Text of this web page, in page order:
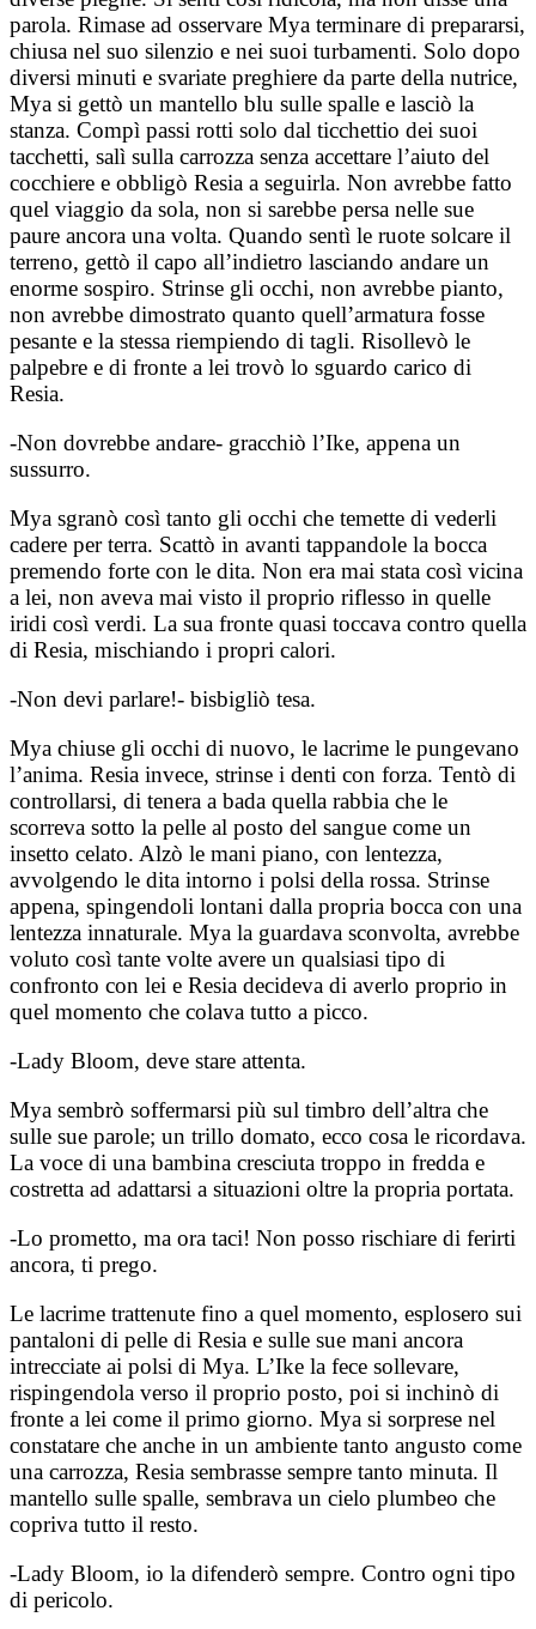
parola. Rimase ad osservare Mya terminare di prepararsi,
chiusa nel suo silenzio e nei suoi turbamenti. Solo dopo
diversi minuti e svariate preghiere da parte della nutrice,
Mya si gettò un mantello blu sulle spalle e lasciò la
stanza. Compì passi rotti solo dal ticchettio dei suoi
tacchetti, salì sulla carrozza senza accettare l’aiuto del
cocchiere e obbligò Resia a seguirla. Non avrebbe fatto
quel viaggio da sola, non si sarebbe persa nelle sue
paure ancora una volta. Quando sentì le ruote solcare il
terreno, gettò il capo all’indietro lasciando andare un
enorme sospiro. Strinse gli occhi, non avrebbe pianto,
non avrebbe dimostrato quanto quell’armatura fosse
pesante e la stessa riempiendo di tagli. Risollevò le
palpebre e di fronte a lei trovò lo sguardo carico di
Resia.
-Non dovrebbe andare- gracchiò l’Ike, appena un
sussurro.
Mya sgranò così tanto gli occhi che temette di vederli
cadere per terra. Scattò in avanti tappandole la bocca
premendo forte con le dita. Non era mai stata così vicina
a lei, non aveva mai visto il proprio riflesso in quelle
iridi così verdi. La sua fronte quasi toccava contro quella
di Resia, mischiando i propri calori.
-Non devi parlare!- bisbigliò tesa.
Mya chiuse gli occhi di nuovo, le lacrime le pungevano
l’anima. Resia invece, strinse i denti con forza. Tentò di
controllarsi, di tenera a bada quella rabbia che le
scorreva sotto la pelle al posto del sangue come un
insetto celato. Alzò le mani piano, con lentezza,
avvolgendo le dita intorno i polsi della rossa. Strinse
appena, spingendoli lontani dalla propria bocca con una
lentezza innaturale. Mya la guardava sconvolta, avrebbe
voluto così tante volte avere un qualsiasi tipo di
confronto con lei e Resia decideva di averlo proprio in
quel momento che colava tutto a picco.
-Lady Bloom, deve stare attenta.
Mya sembrò soffermarsi più sul timbro dell’altra che
sulle sue parole; un trillo domato, ecco cosa le ricordava.
La voce di una bambina cresciuta troppo in fredda e
costretta ad adattarsi a situazioni oltre la propria portata.
-Lo prometto, ma ora taci! Non posso rischiare di ferirti
ancora, ti prego.
Le lacrime trattenute fino a quel momento, esplosero sui
pantaloni di pelle di Resia e sulle sue mani ancora
intrecciate ai polsi di Mya. L’Ike la fece sollevare,
rispingendola verso il proprio posto, poi si inchinò di
fronte a lei come il primo giorno. Mya si sorprese nel
constatare che anche in un ambiente tanto angusto come
una carrozza, Resia sembrasse sempre tanto minuta. Il
mantello sulle spalle, sembrava un cielo plumbeo che
copriva tutto il resto.
-Lady Bloom, io la difenderò sempre. Contro ogni tipo
di pericolo.